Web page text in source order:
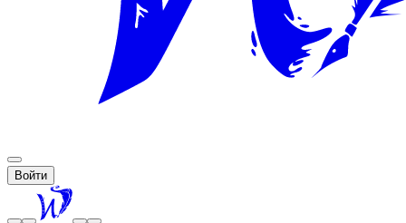
Войти